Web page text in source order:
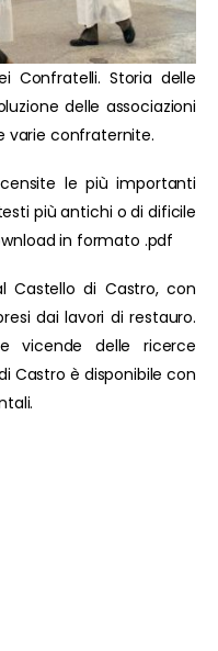
Confratelli. Storia delle
delle associazioni
varie confraternite.
le più importanti
più antichi o di dificile
in formato .pdf
Castello di Castro, con
dai lavori di restauro.
vicende delle ricerce
Castro è disponibile con